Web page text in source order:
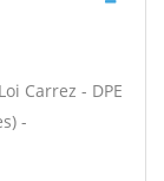
Carrez - DPE
-